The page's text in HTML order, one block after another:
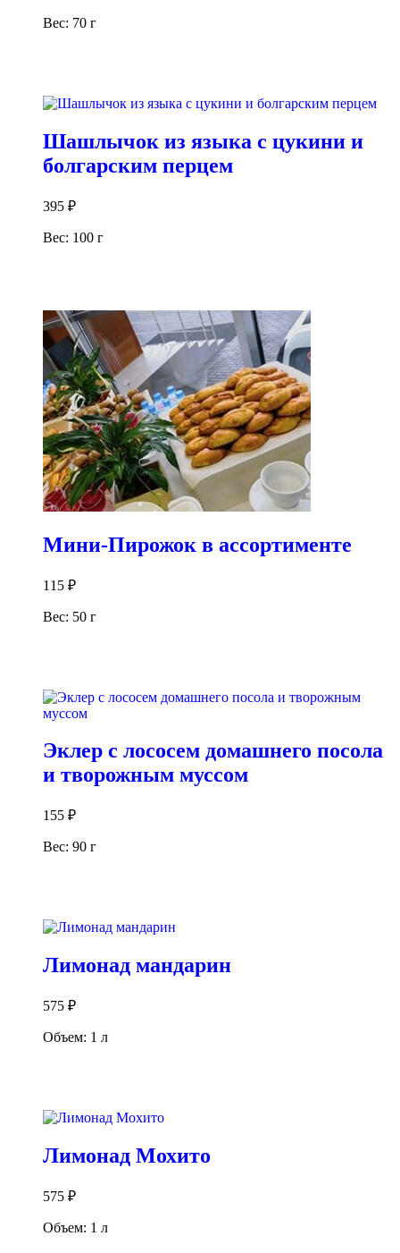
Вес: 70 г
Шашлычок из языка с цукини и
болгарским перцем
395 ₽
Вес: 100 г
Мини-Пирожок в ассортименте
115 ₽
Вес: 50 г
Эклер с лососем домашнего посола
и творожным муссом
155 ₽
Вес: 90 г
Лимонад мандарин
575 ₽
Объем: 1 л
Лимонад Мохито
575 ₽
Объем: 1 л